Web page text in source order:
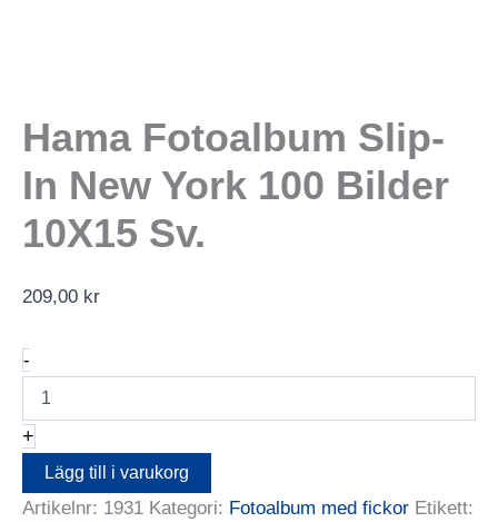
Hama Fotoalbum Slip-
In New York 100 Bilder
10X15 Sv.
209,00 kr
-Hama
Fotoalbum
Slip-
In
New
York
100
Bilder
+
Lägg till i varukorg
Artikelnr: 1931 Kategori: Fotoalbum med fickor Etikett: